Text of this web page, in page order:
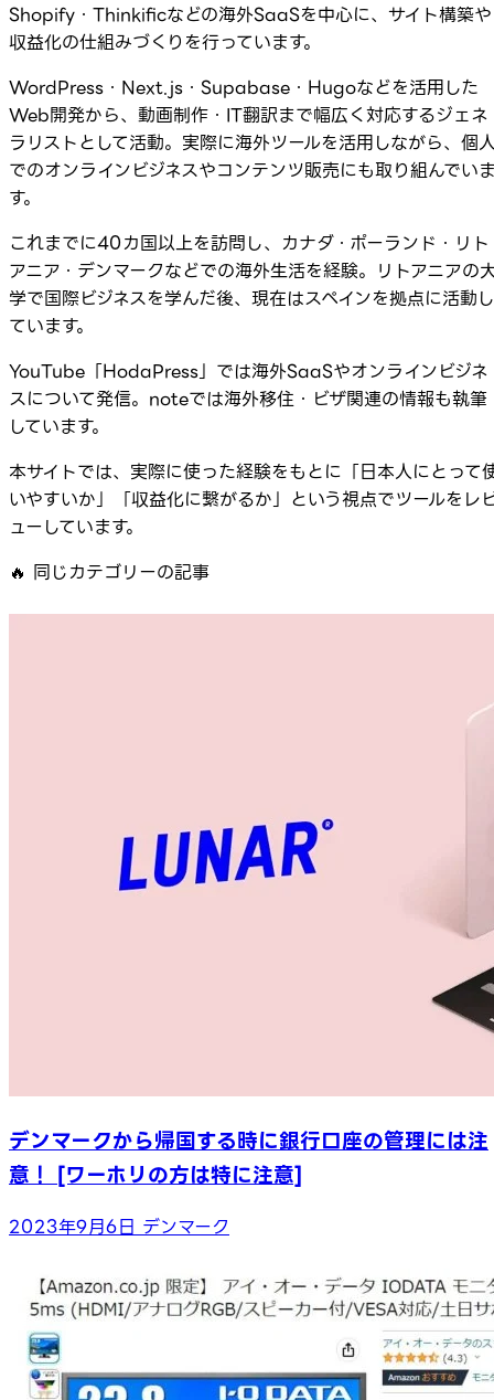
Shopify・Thinkificなどの海外SaaSを中心に、サイト構築や
収益化の仕組みづくりを行っています。
WordPress・Next.js・Supabase・Hugoなどを活用した
Web開発から、動画制作・IT翻訳まで幅広く対応するジェネ
ラリストとして活動。実際に海外ツールを活用しながら、個
でのオンラインビジネスやコンテンツ販売にも取り組んでい
す。
これまでに40カ国以上を訪問し、カナダ・ポーランド・リト
アニア・デンマークなどでの海外生活を経験。リトアニアの
学で国際ビジネスを学んだ後、現在はスペインを拠点に活動し
ています。
YouTube「HodaPress」では海外SaaSやオンラインビジネ
スについて発信。noteでは海外移住・ビザ関連の情報も執筆
しています。
本サイトでは、実際に使った経験をもとに「日本人にとって
いやすいか」「収益化に繋がるか」という視点でツールをレ
ューしています。
🔥 同じカテゴリーの記事
デンマークから帰国する時に銀行口座の管理には注
意！ [ワーホリの方は特に注意]
2023年9月6日 デンマーク